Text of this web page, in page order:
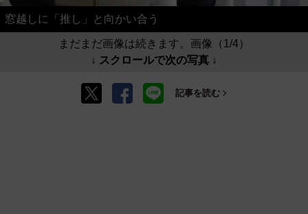
窓越しに「推し」と向かい合う
まだまだ画像は続きます。画像（1/4）
↓ スクロールで次の写真 ↓
記事を読む